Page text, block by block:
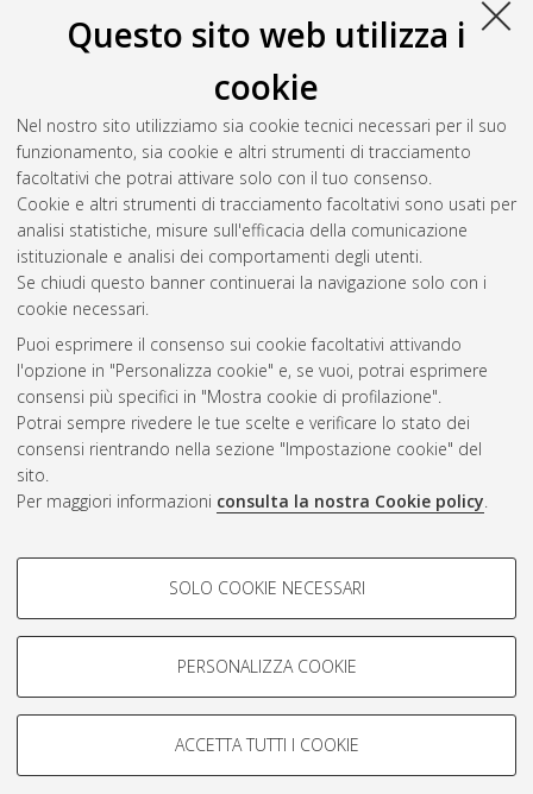
Questo sito web utilizza i
cookie
Nel nostro sito utilizziamo sia cookie tecnici necessari per il suo
funzionamento, sia cookie e altri strumenti di tracciamento
facoltativi che potrai attivare solo con il tuo consenso.
Cookie e altri strumenti di tracciamento facoltativi sono usati per
analisi statistiche, misure sull'efficacia della comunicazione
istituzionale e analisi dei comportamenti degli utenti.
Se chiudi questo banner continuerai la navigazione solo con i
cookie necessari.
Puoi esprimere il consenso sui cookie facoltativi attivando
l'opzione in "Personalizza cookie" e, se vuoi, potrai esprimere
consensi più specifici in "Mostra cookie di profilazione".
Potrai sempre rivedere le tue scelte e verificare lo stato dei
consensi rientrando nella sezione "Impostazione cookie" del
sito.
Per maggiori informazioni consulta la nostra Cookie policy.
COOKIE DI PROFILAZIONE -
Si tratta di cookie utilizzati per analizzare le caratteristiche della
navigazione degli utenti, creare profili in base al loro comportamento
Mostra cookie di profilazione
COOKIE TECNICI - NECESSARI
SOLO COOKIE NECESSARI
PERSONALIZZA COOKIE
ACCETTA TUTTI I COOKIE
[Laurea specialistica], Università di
Bologna, Corso di Studio inIngegneria meccanica [LS-
Vettura Formula SAE: Parte Anteriore.[Laurea specialistica],
Università di Bologna, Corso di Studio in Ingegneria meccanica
[LS-DM509], Documento ad accesso riservato.
Questa lista e' stata generata ilThu Aug 6 20:35:03 2026
CEST
Atom
Rss 1.0
Rss 2.0
AMS Laurea
Impostazioni Cookie
Informativa sulla privacy
Condizioni d’uso del sito